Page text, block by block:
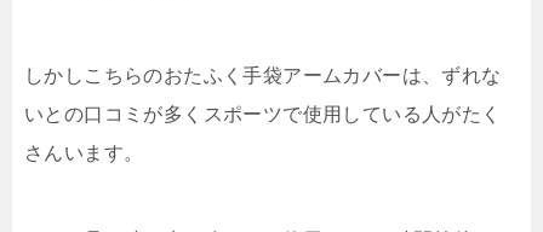
しかしこちらのおたふく手袋アームカバーは、ずれな
いとの口コミが多くスポーツで使用している人がたく
さんいます。